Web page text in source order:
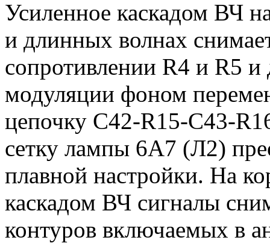
Усиленное каскадом ВЧ
и длинных волнах
сопротивлении R4 и R5
модуляции фоном
цепочку С42-R15-C43-
сетку лампы 6А7 (Л2)
плавной настройки. На
каскадом ВЧ сигналы
контуров включаемых в